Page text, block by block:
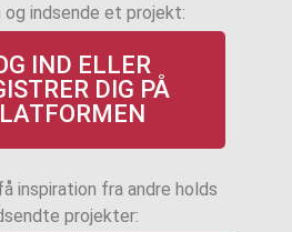
indsende et projekt:
IND ELLER
DIG PÅ
inspiration fra andre holds
projekter: